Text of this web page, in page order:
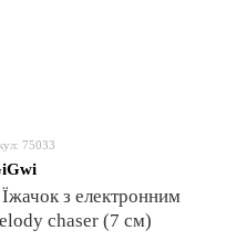
75033
з електронним
chaser (7 см)